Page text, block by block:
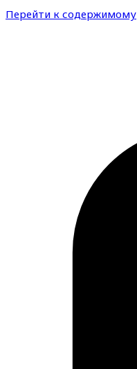
Перейти к содержимому